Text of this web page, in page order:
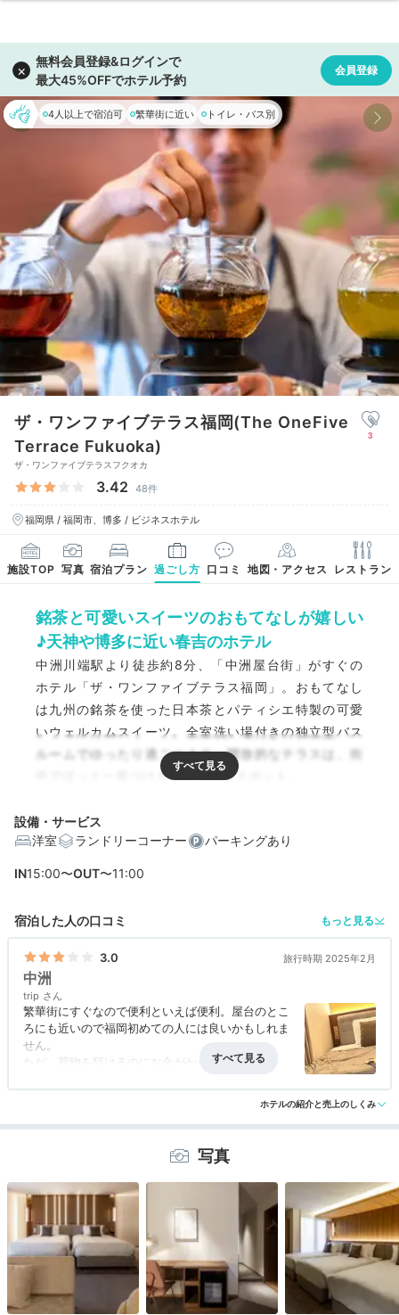
4人以上で宿泊可 繁華街に近い トイレ・バス別
ザ・ワンファイブテラス福岡(The OneFive
Terrace Fukuoka)
ザ・ワンファイブテラスフクオカ
3.42 48件
福岡県 / 福岡市、博多 / ビジネスホテル
3
施設TOP 写真 宿泊プラン 過ごし方 口コミ 地図・アクセス レストラン
銘茶と可愛いスイーツのおもてなしが嬉しい
♪天神や博多に近い春吉のホテル
中洲川端駅より徒歩約8分、「中洲屋台街」がすぐの
ホテル「ザ・ワンファイブテラス福岡」。おもてなし
は九州の銘茶を使った日本茶とパティシエ特製の可愛
いウェルカムスイーツ。全室洗い場付きの独立型バス
ルームでゆったり過ごせます。開放的なテラスは、街
中でほっと一息つけるオアシス的スポット。
編集部おすすめの３つのポイント
ムスイーツ
シンプルモダンなゆったり客室。バス・トイレ・洗面所
目にも鮮やか♡朝食は具がたっぷりなホテルメイドのサ
ンドイッチ
設備・サービス
洋室
ランドリーコーナー パーキングあり
IN15:00〜OUT〜11:00
宿泊した人の口コミ もっと見る
3.0 旅行時期 2025年2月
中洲
trip
繁華街にすぐなので便利といえば便利。屋台のとこ
ろにも近いので福岡初めての人には良いかもしれま
せん。
ただ、荷物を預けるのにお金がかかるコインロッカ
ホテル内はラブホをリノベしたような感じで、エレ
ベーターも狭く苦手な人もいるかもしれません。
ホテルの紹介と売上のしくみ
写真